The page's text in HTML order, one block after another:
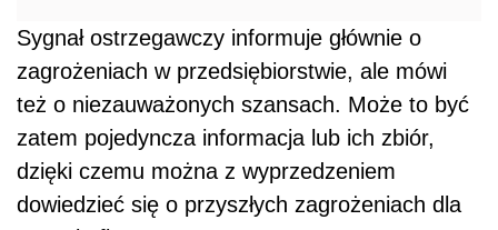
Sygnał ostrzegawczy informuje głównie o
zagrożeniach w przedsiębiorstwie, ale mówi
też o niezauważonych szansach. Może to być
zatem pojedyncza informacja lub ich zbiór,
dzięki czemu można z wyprzedzeniem
dowiedzieć się o przyszłych zagrożeniach dla